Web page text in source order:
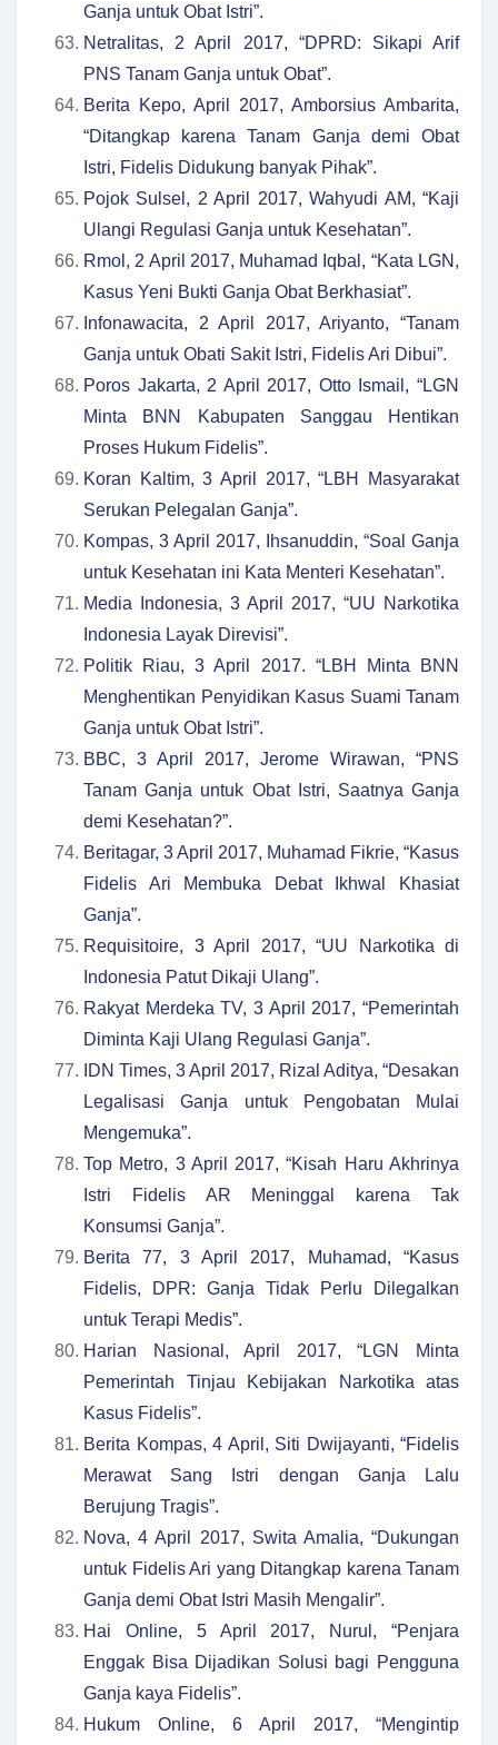
Ganja untuk Obat Istri”.
Netralitas, 2 April 2017, “DPRD: Sikapi Arif
PNS Tanam Ganja untuk Obat”.
Berita Kepo, April 2017, Amborsius Ambarita,
“Ditangkap karena Tanam Ganja demi Obat
Istri, Fidelis Didukung banyak Pihak”.
Pojok Sulsel, 2 April 2017, Wahyudi AM, “Kaji
Ulangi Regulasi Ganja untuk Kesehatan”.
Rmol, 2 April 2017, Muhamad Iqbal, “Kata LGN,
Kasus Yeni Bukti Ganja Obat Berkhasiat”.
Infonawacita, 2 April 2017, Ariyanto, “Tanam
Ganja untuk Obati Sakit Istri, Fidelis Ari Dibui”.
Poros Jakarta, 2 April 2017, Otto Ismail, “LGN
Minta BNN Kabupaten Sanggau Hentikan
Proses Hukum Fidelis”.
Koran Kaltim, 3 April 2017, “LBH Masyarakat
Serukan Pelegalan Ganja”.
Kompas, 3 April 2017, Ihsanuddin, “Soal Ganja
untuk Kesehatan ini Kata Menteri Kesehatan”.
Media Indonesia, 3 April 2017, “UU Narkotika
Indonesia Layak Direvisi”.
Politik Riau, 3 April 2017. “LBH Minta BNN
Menghentikan Penyidikan Kasus Suami Tanam
Ganja untuk Obat Istri”.
BBC, 3 April 2017, Jerome Wirawan, “PNS
Tanam Ganja untuk Obat Istri, Saatnya Ganja
demi Kesehatan?”.
Beritagar, 3 April 2017, Muhamad Fikrie, “Kasus
Fidelis Ari Membuka Debat Ikhwal Khasiat
Ganja”.
Requisitoire, 3 April 2017, “UU Narkotika di
Indonesia Patut Dikaji Ulang”.
Rakyat Merdeka TV, 3 April 2017, “Pemerintah
Diminta Kaji Ulang Regulasi Ganja”.
IDN Times, 3 April 2017, Rizal Aditya, “Desakan
Legalisasi Ganja untuk Pengobatan Mulai
Mengemuka”.
Top Metro, 3 April 2017, “Kisah Haru Akhrinya
Istri Fidelis AR Meninggal karena Tak
Konsumsi Ganja”.
Berita 77, 3 April 2017, Muhamad, “Kasus
Fidelis, DPR: Ganja Tidak Perlu Dilegalkan
untuk Terapi Medis”.
Harian Nasional, April 2017, “LGN Minta
Pemerintah Tinjau Kebijakan Narkotika atas
Kasus Fidelis”.
Berita Kompas, 4 April, Siti Dwijayanti, “Fidelis
Merawat Sang Istri dengan Ganja Lalu
Berujung Tragis”.
Nova, 4 April 2017, Swita Amalia, “Dukungan
untuk Fidelis Ari yang Ditangkap karena Tanam
Ganja demi Obat Istri Masih Mengalir”.
Hai Online, 5 April 2017, Nurul, “Penjara
Enggak Bisa Dijadikan Solusi bagi Pengguna
Ganja kaya Fidelis”.
Hukum Online, 6 April 2017, “Mengintip